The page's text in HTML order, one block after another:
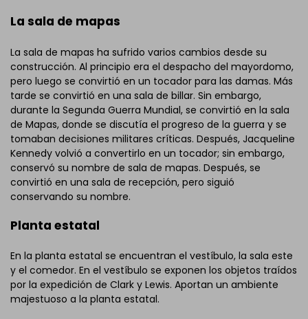
La sala de mapas
La sala de mapas ha sufrido varios cambios desde su
construcción. Al principio era el despacho del mayordomo,
pero luego se convirtió en un tocador para las damas. Más
tarde se convirtió en una sala de billar. Sin embargo,
durante la Segunda Guerra Mundial, se convirtió en la sala
de Mapas, donde se discutía el progreso de la guerra y se
tomaban decisiones militares críticas. Después, Jacqueline
Kennedy volvió a convertirlo en un tocador; sin embargo,
conservó su nombre de sala de mapas. Después, se
convirtió en una sala de recepción, pero siguió
conservando su nombre.
Planta estatal
En la planta estatal se encuentran el vestíbulo, la sala este
y el comedor. En el vestíbulo se exponen los objetos traídos
por la expedición de Clark y Lewis. Aportan un ambiente
majestuoso a la planta estatal.